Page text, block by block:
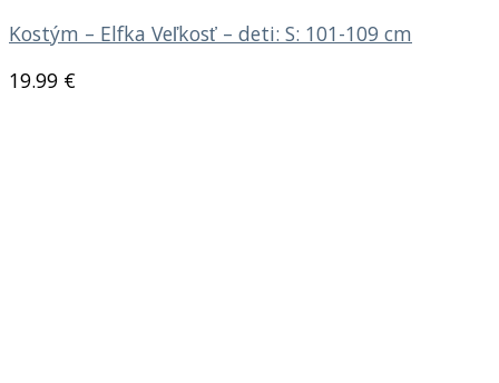
Kostým – Elfka Veľkosť – deti: S: 101-109 cm
19.99 €